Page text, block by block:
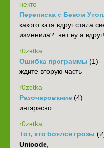
некто
Переписка с Беном
какого катя вдруг стала
изменила?. нет ну а вдруг!
r0zetka
Ошибка программы (1)
ждите вторую часть
r0zetka
Разочарование (4)
интэрэсно
r0zetka
Тот, кто боялся грозы
Unicode,